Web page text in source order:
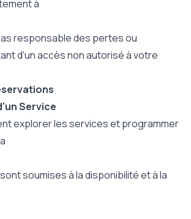
à
responsable des pertes ou
d'un accès non autorisé à votre
Service
explorer les services et programmer
soumises à la disponibilité et à la